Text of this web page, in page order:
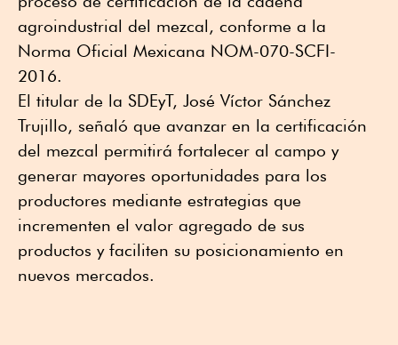
agroindustrial del mezcal, conforme a la
Norma Oficial Mexicana NOM-070-SCFI-
2016.
El titular de la SDEyT, José Víctor Sánchez
Trujillo, señaló que avanzar en la certificación
del mezcal permitirá fortalecer al campo y
generar mayores oportunidades para los
productores mediante estrategias que
incrementen el valor agregado de sus
productos y faciliten su posicionamiento en
nuevos mercados.